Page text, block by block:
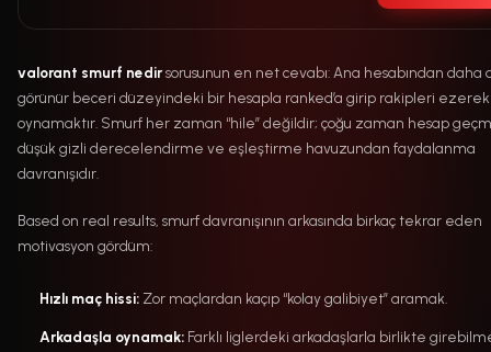
valorant smurf nedirsorusunun en net cevabı: Ana hesabından daha
görünür beceri düzeyindeki bir hesapla ranked’a girip rakipleri ezerek
oynamaktır. Smurf her zaman “hile” değildir; çoğu zaman hesap
düşük gizli derecelendirme ve eşleştirme havuzundan faydalanma
davranışıdır.
Based on real results, smurf davranışının arkasında birkaç tekrar eden
motivasyon gördüm:
Hızlı maç hissi: Zor maçlardan kaçıp “kolay galibiyet” aramak.
Arkadaşla oynamak: Farklı liglerdeki arkadaşlarla birlikte